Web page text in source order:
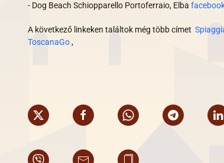
- Dog Beach Schiopparello Portoferraio, Elba
A következő linkeken találtok még több címet
ToscanaGo,